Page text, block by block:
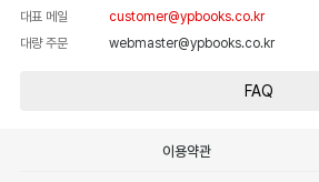
대표 메일
customer@ypbooks.co.kr
대량 주문
webmaster@ypbooks.co.kr
FAQ
이용약관